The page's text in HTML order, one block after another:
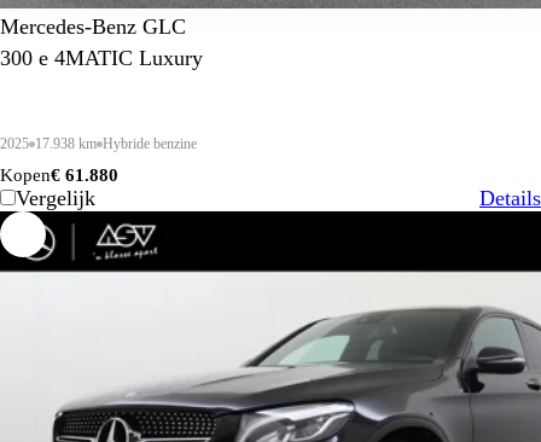
Mercedes-Benz GLC
300 e 4MATIC Luxury
2025 17.938 km Hybride benzine
Kopen€ 61.880
Vergelijk Details